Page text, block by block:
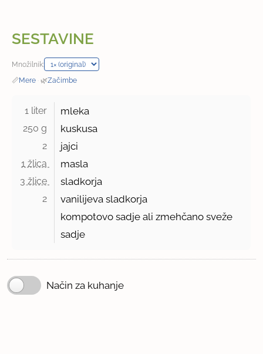
SESTAVINE
Množilnik:
📏Mere · 🌿Začimbe
1 liter mleka
250 g kuskusa
2 jajci
1 žlica masla
3 žlice sladkorja
2
vanilijeva sladkorja
kompotovo sadje ali zmehčano sveže
sadje
Način za kuhanje